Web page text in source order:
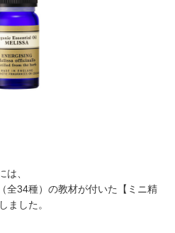
は、
全34種）の教材が付いた【ミニ精
ました。